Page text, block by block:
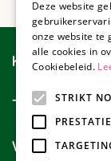
Tuincollectie
Wie zijn wij?
Deze website
onze website te
alle cookies in
Cookiebeleid.
STRIKT
PRESTATIE